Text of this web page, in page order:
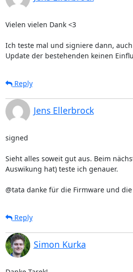
Vielen vielen Dank <3
Ich teste mal und signiere dann,
Update der bestehenden keinen
Reply
Jens Ellerbrock
signed
Sieht alles soweit gut aus. Beim
Auswikung hat) teste ich genauer.
@tata danke für die Firmware und
Reply
Simon Kurka